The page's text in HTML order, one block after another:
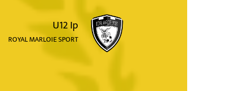
U12 Ip
ROYAL MARLOIE SPORT